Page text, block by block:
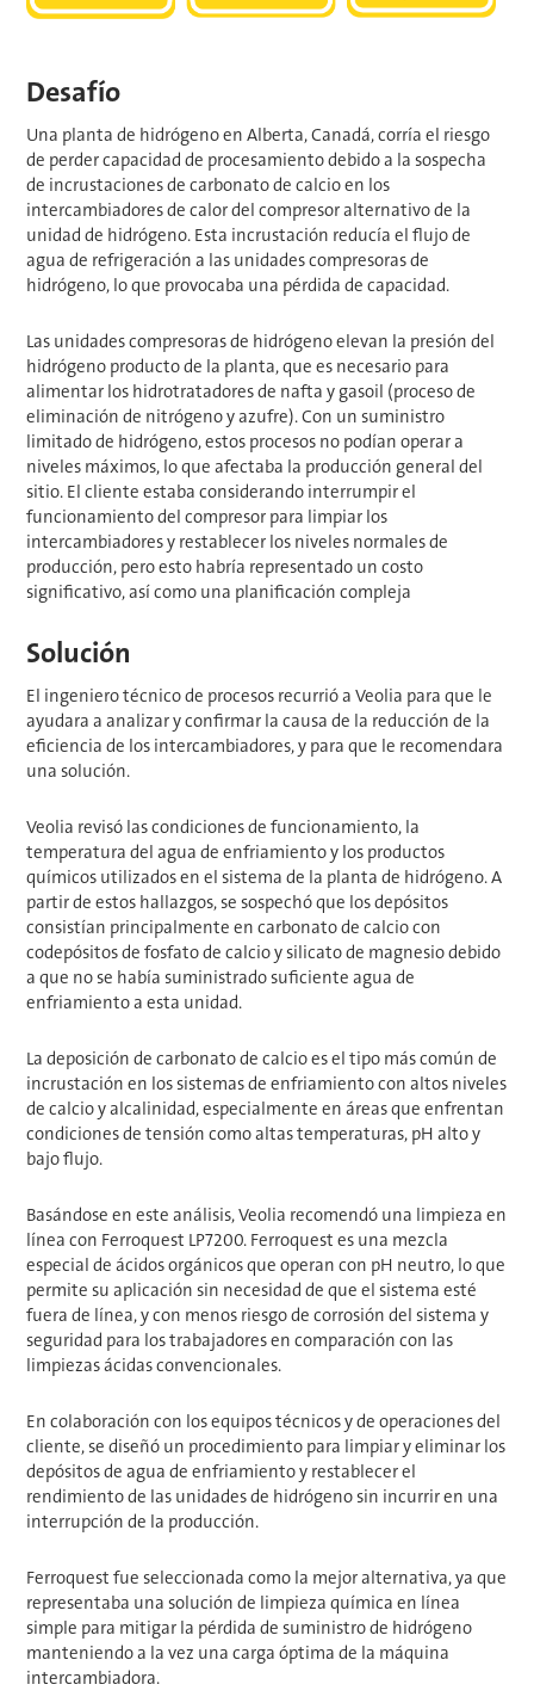
Desafío
Una planta de hidrógeno en Alberta, Canadá, corría el riesgo
de perder capacidad de procesamiento debido a la sospecha
de incrustaciones de carbonato de calcio en los
intercambiadores de calor del compresor alternativo de la
unidad de hidrógeno. Esta incrustación reducía el flujo de
agua de refrigeración a las unidades compresoras de
hidrógeno, lo que provocaba una pérdida de capacidad.
Las unidades compresoras de hidrógeno elevan la presión del
hidrógeno producto de la planta, que es necesario para
alimentar los hidrotratadores de nafta y gasoil (proceso de
eliminación de nitrógeno y azufre). Con un suministro
limitado de hidrógeno, estos procesos no podían operar a
niveles máximos, lo que afectaba la producción general del
sitio. El cliente estaba considerando interrumpir el
funcionamiento del compresor para limpiar los
intercambiadores y restablecer los niveles normales de
producción, pero esto habría representado un costo
significativo, así como una planificación compleja
Solución
El ingeniero técnico de procesos recurrió a Veolia para que le
ayudara a analizar y confirmar la causa de la reducción de la
eficiencia de los intercambiadores, y para que le recomendara
una solución.
Veolia revisó las condiciones de funcionamiento, la
temperatura del agua de enfriamiento y los productos
químicos utilizados en el sistema de la planta de hidrógeno. A
partir de estos hallazgos, se sospechó que los depósitos
consistían principalmente en carbonato de calcio con
codepósitos de fosfato de calcio y silicato de magnesio debido
a que no se había suministrado suficiente agua de
enfriamiento a esta unidad.
La deposición de carbonato de calcio es el tipo más común de
incrustación en los sistemas de enfriamiento con altos niveles
de calcio y alcalinidad, especialmente en áreas que enfrentan
condiciones de tensión como altas temperaturas, pH alto y
bajo flujo.
Basándose en este análisis, Veolia recomendó una limpieza en
línea con Ferroquest LP7200. Ferroquest es una mezcla
especial de ácidos orgánicos que operan con pH neutro, lo que
permite su aplicación sin necesidad de que el sistema esté
fuera de línea, y con menos riesgo de corrosión del sistema y
seguridad para los trabajadores en comparación con las
limpiezas ácidas convencionales.
En colaboración con los equipos técnicos y de operaciones del
cliente, se diseñó un procedimiento para limpiar y eliminar los
depósitos de agua de enfriamiento y restablecer el
rendimiento de las unidades de hidrógeno sin incurrir en una
interrupción de la producción.
Ferroquest fue seleccionada como la mejor alternativa, ya que
representaba una solución de limpieza química en línea
simple para mitigar la pérdida de suministro de hidrógeno
manteniendo a la vez una carga óptima de la máquina
intercambiadora.